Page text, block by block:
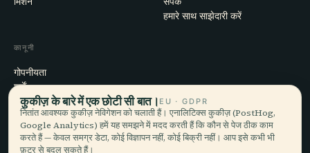
हमारे साथ साझेदारी करें
कानूनी
गोपनीयता
शर्तें
कुकी सेटिंग्स
खाता हटाएँ
कुकीज़ के बारे में एक छोटी सी बात। EU · GDPR
नितांत आवश्यक कुकीज़ नेविगेशन को चलाती हैं। एनालिटिक्स कुकीज़ (PostHog,
Google Analytics) हमें यह समझने में मदद करती हैं कि कौन से पेज ठीक काम
करते हैं — केवल समग्र डेटा, कोई विज्ञापन नहीं, कोई बिक्री नहीं। आप इसे कभी भी
फ़ुटर से बदल सकते हैं।